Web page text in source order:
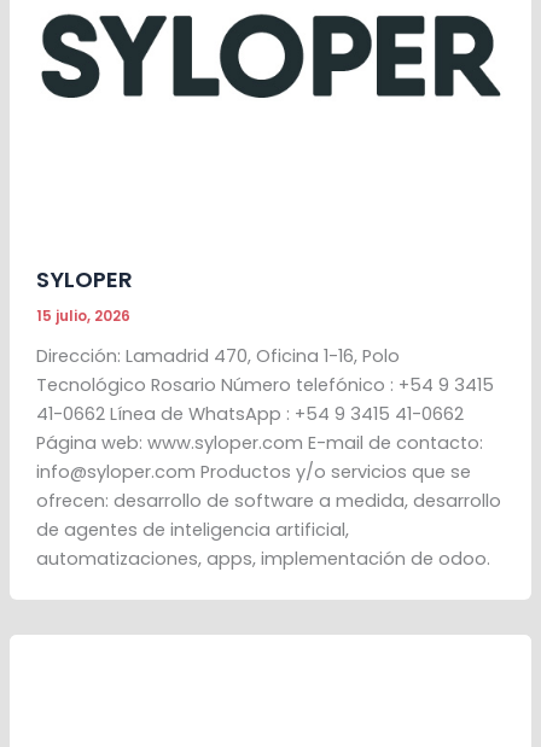
SYLOPER
15 julio, 2026
Dirección: Lamadrid 470, Oficina 1-16, Polo
Tecnológico Rosario Número telefónico : +54 9 3415
41-0662 Línea de WhatsApp : +54 9 3415 41-0662
Página web: www.syloper.com E-mail de contacto:
info@syloper.com Productos y/o servicios que se
ofrecen: desarrollo de software a medida, desarrollo
de agentes de inteligencia artificial,
automatizaciones, apps, implementación de odoo.